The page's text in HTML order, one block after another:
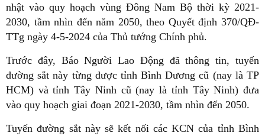
nhật vào quy hoạch vùng Đông Nam Bộ thời kỳ 2021-
2030, tầm nhìn đến năm 2050, theo Quyết định 370/QĐ-
TTg ngày 4-5-2024 của Thủ tướng Chính phủ.
Trước đây, Báo Người Lao Động đã thông tin, tuyến
đường sắt này từng được tỉnh Bình Dương cũ (nay là TP
HCM) và tỉnh Tây Ninh cũ (nay là tỉnh Tây Ninh) đưa
vào quy hoạch giai đoạn 2021-2030, tầm nhìn đến 2050.
Tuyến đường sắt này sẽ kết nối các KCN của tỉnh Bình